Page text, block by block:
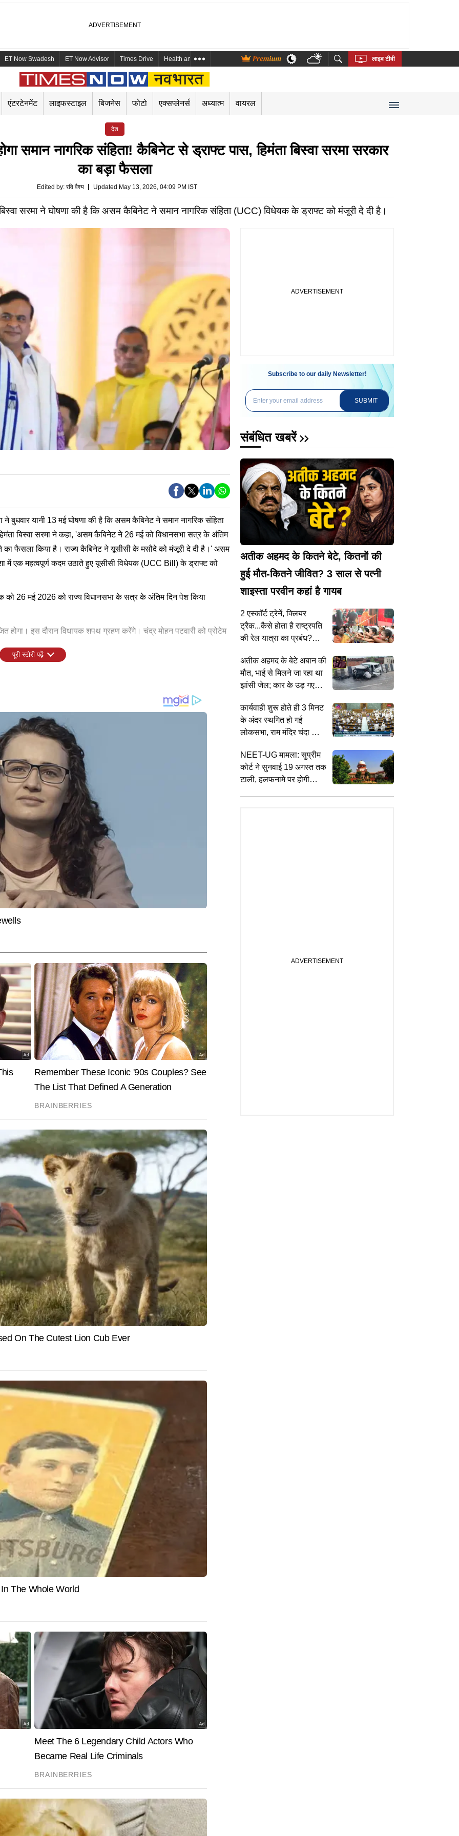
ET Now Swadesh ET Now Advisor Times Drive Health and Me Bengali Telugu Tamil Kannada Malayalam
लाइव टीवी
एंटरटेनमेंट लाइफस्टाइल बिजनेस फोटो एक्सप्लेनर्स अध्यात्म वायरल
देश
समान नागरिक संहिता! कैबिनेट से ड्राफ्ट पास, हिमंता बिस्वा सरमा सरकार
का बड़ा फैसला
Edited by: रवि वैश्य Updated May 13, 2026, 04:09 PM IST
सरमा ने घोषणा की है कि असम कैबिनेट ने समान नागरिक संहिता (UCC) विधेयक के ड्राफ्ट को मंजूरी दे दी है।
ने बुधवार यानी 13 मई घोषणा की है कि असम कैबिनेट ने समान नागरिक संहिता
बिस्वा सरमा ने कहा, 'असम कैबिनेट ने 26 मई को विधानसभा सत्र के अंतिम
का फैसला किया है। राज्य कैबिनेट ने यूसीसी के मसौदे को मंजूरी दे दी है।' असम
में एक महत्वपूर्ण कदम उठाते हुए यूसीसी विधेयक (UCC Bill) के ड्राफ्ट को
को 26 मई 2026 को राज्य विधानसभा के सत्र के अंतिम दिन पेश किया
इस दौरान विधायक शपथ ग्रहण करेंगे। चंद्र मोहन पटवारी को प्रोटेम
और राज्य में सामाजिक सुधारों को मजबूत करना है।
के जाने के बाद मैं बैचेन
मंसूर पटौदी को याद कर
Ali Khan
योगी सरकार का बड़ा फैसला, 15,613
आंगनबाड़ी केंद्र होंगे परिषदीय विद्यालय
परिसरों में स्थानांतरित
के न्यूज डेस्क पर कार्यरत एक सीनियर जर्नलिस्ट हैं, जिन्हें पत्रकारिता में 20 वर्षों का
को समझने और तेजी से प्रस्तुत करने में उनकी विशेष दक्षता है। टीवी पत्रकारिता
अनुभव होने के कारण वे समाचारों को बहुआयामी दृष्टिकोण से देखते हैं। देश–दुनिया की
और विशेष स्टोरीज तैयार करने में वे सिद्धहस्त हैं। उनकी प्राथमिकता हमेशा यही
रूप में पाठकों तक पहुंचे। रवि वैश्य अब तक 22,000 से अधिक खबरें लिख
ग्राउंड रिपोर्ट्स, विश्लेषण और एक्सप्लेनर शामिल हैं।
End of Article
पूरी स्टोरी पढ़ें
Subscribe to our daily Newsletter!
SUBMIT
संबंधित खबरें
अतीक अहमद के कितने बेटे, कितनों की
हुई मौत-कितने जीवित? 3 साल से पत्नी
शाइस्ता परवीन कहां है गायब
2 एस्कॉर्ट ट्रेनें, क्लियर
ट्रैक...कैसे होता है राष्ट्रपति
की रेल यात्रा का प्रबंध?
ट्रेन सफर कर रचा इतिहास
अतीक अहमद के बेटे अबान की
मौत, भाई से मिलने जा रहा था
झांसी जेल; कार के उड़ गए
कार्यवाही शुरू होते ही 3 मिनट
के अंदर स्थगित हो गई
लोकसभा, राम मंदिर चंदा चोरी
NEET-UG मामला: सुप्रीम
कोर्ट ने सुनवाई 19 अगस्त तक
टाली, हलफनामे पर होगी